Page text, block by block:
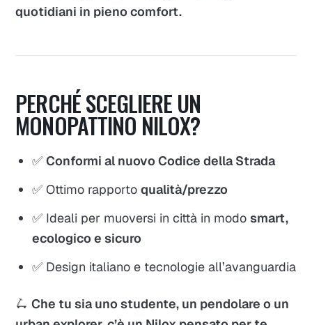
quotidiani in pieno comfort.
PERCHÉ SCEGLIERE UN
MONOPATTINO NILOX?
✅Conformi al nuovo Codice della Strada
✅ Ottimo rapportoqualità/prezzo
✅ Ideali per muoversi in città in modosmart,
ecologico e sicuro
✅ Design italiano e tecnologie all’avanguardia
🛴Che tu sia uno studente, un pendolare o un